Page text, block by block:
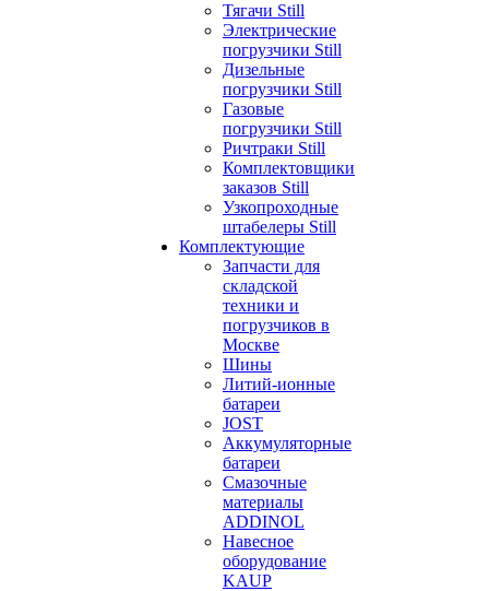
Тягачи Still
Электрические
погрузчики Still
Дизельные
погрузчики Still
Газовые
погрузчики Still
Ричтраки Still
Комплектовщики
заказов Still
Узкопроходные
штабелеры Still
Комплектующие
Запчасти для
складской
техники и
погрузчиков в
Москве
Шины
Литий-ионные
батареи
JOST
Аккумуляторные
батареи
Смазочные
материалы
ADDINOL
Навесное
оборудование
KAUP